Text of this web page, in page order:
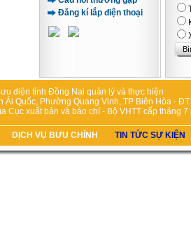
Đăng kí lắp điện thoại
điện tỉnh Đồng Nai quản lý và thực hiện
Quốc, Phường Quang Vinh, TP Biên Hòa -
Cục xuất bản và báo chí - Bộ VHTT cấp tháng 7
DỊCH VỤ BƯU CHÍNH
TIN TỨC SỰ KIỆN